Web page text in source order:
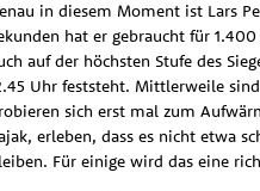
in diesem Moment ist Lars
hat er gebraucht für
auf der höchsten Stufe des
Uhr feststeht. Mittlerweile
sich erst mal zum
erleben, dass es nicht etwa
Für einige wird das eine